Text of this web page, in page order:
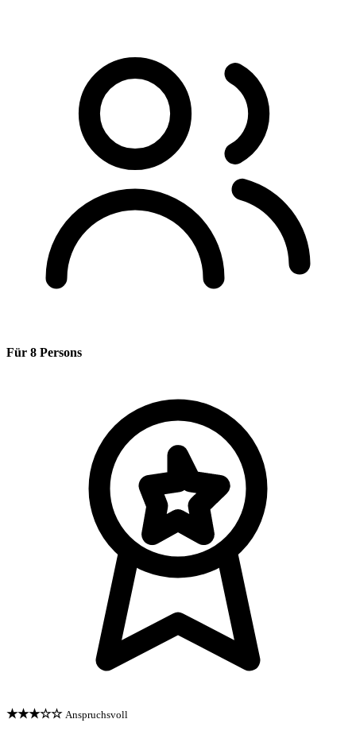
Für 8 Persons
★★★☆☆ Anspruchsvoll